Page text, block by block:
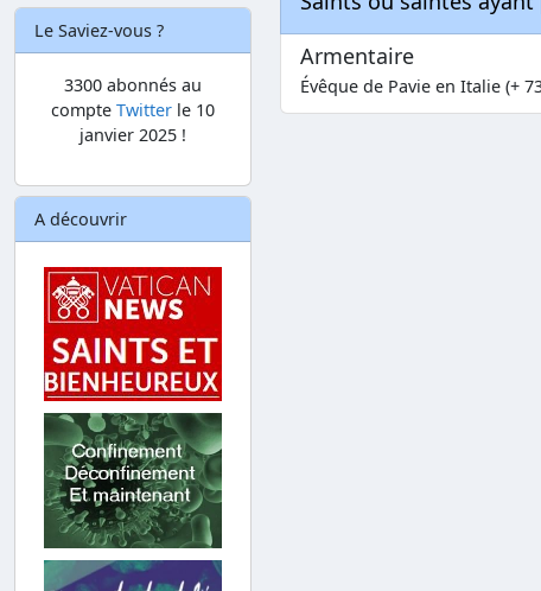
Le Saviez-vous ?
3300 abonnés au
compte Twitter le 10
janvier 2025 !
A découvrir
Armentaire
Évêque de Pavie en Italie (+